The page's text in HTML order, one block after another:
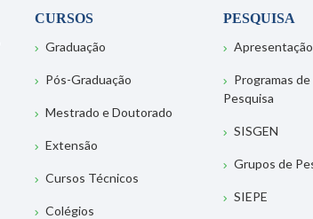
CURSOS
Graduação
Pós-Graduação
Mestrado e Doutorado
Extensão
Cursos Técnicos
Colégios
PESQUISA
Apresentação
Programas
Pesquisa
SISGEN
Grupos de
SIEPE